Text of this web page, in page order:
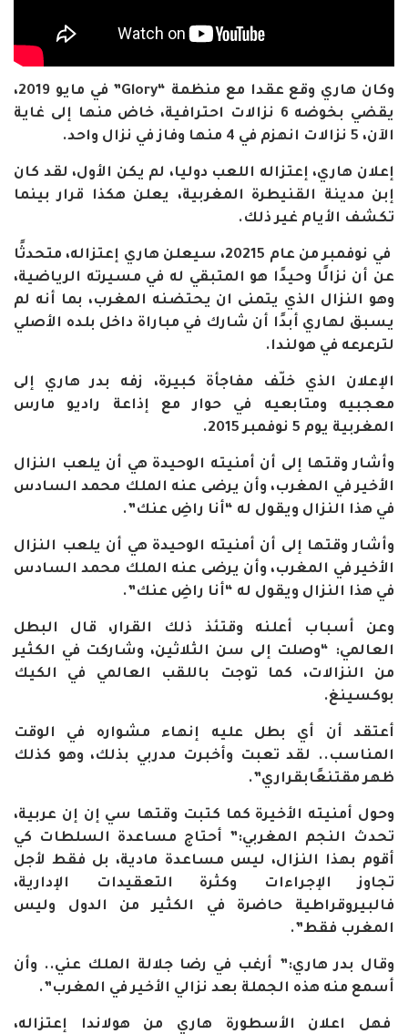
وكان هاري وقع عقدا مع منظمة “Glory” في مايو 2019،
يقضي بخوضه 6 نزالات احترافية، خاض منها إلى غاية
الآن، 5 نزالات انهزم في 4 منها وفاز في نزال واحد.
إعلان هاري، إعتزاله اللعب دوليا، لم يكن الأول، لقد كان
إبن مدينة القنيطرة المغربية، يعلن هكذا قرار بينما
تكشف الأيام غير ذلك.
في نوفمبر من عام 20215، سيعلن هاري إعتزاله، متحدثًا
عن أن نزالًا وحيدًا هو المتبقي له في مسيرته الرياضية،
وهو النزال الذي يتمنى ان يحتضنه المغرب، بما أنه لم
يسبق لهاري أبدًا أن شارك في مباراة داخل بلده الأصلي
لترعرعه في هولندا.
الإعلان الذي خلّف مفاجأة كبيرة، زفه بدر هاري إلى
معجبيه ومتابعيه في حوار مع إذاعة راديو مارس
المغربية يوم 5 نوفمبر 2015.
وأشار وقتها إلى أن أمنيته الوحيدة هي أن يلعب النزال
الأخير في المغرب، وأن يرضى عنه الملك محمد السادس
في هذا النزال ويقول له “أنا راضِ عنك”.
وأشار وقتها إلى أن أمنيته الوحيدة هي أن يلعب النزال
الأخير في المغرب، وأن يرضى عنه الملك محمد السادس
في هذا النزال ويقول له “أنا راضِ عنك”.
وعن أسباب أعلنه وقتئذ ذلك القرار، قال البطل
العالمي: “وصلت إلى سن الثلاثين، وشاركت في الكثير
من النزالات، كما توجت باللقب العالمي في الكيك
بوكسينغ.
أعتقد أن أي بطل عليه إنهاء مشواره في الوقت
المناسب.. لقد تعبت وأخبرت مدربي بذلك، وهو كذلك
ظهر مقتنعًابقراري”.
وحول أمنيته الأخيرة كما كتبت وقتها سي إن إن عربية،
تحدث النجم المغربي:” أحتاج مساعدة السلطات كي
أقوم بهذا النزال، ليس مساعدة مادية، بل فقط لأجل
تجاوز الإجراءات وكثرة التعقيدات الإدارية،
فالبيروقراطية حاضرة في الكثير من الدول وليس
المغرب فقط”.
وقال بدر هاري:” أرغب في رضا جلالة الملك عني.. وأن
أسمع منه هذه الجملة بعد نزالي الأخير في المغرب”.
فهل اعلان الأسطورة هاري من هولاندا إعتزاله،